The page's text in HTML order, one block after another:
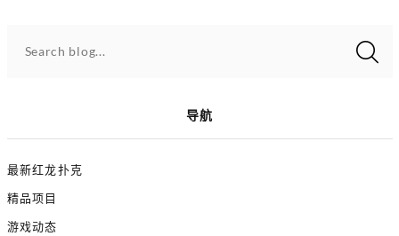
Search blog...
导航
最新红龙扑克
精品项目
游戏动态